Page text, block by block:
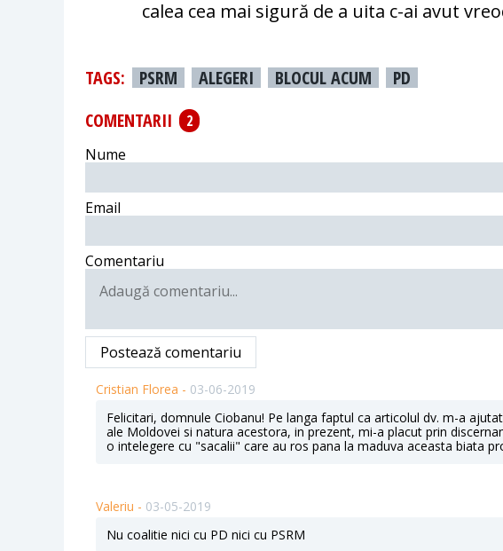
calea cea mai sigură de a uita c-ai avut
TAGS: PSRM ALEGERI BLOCUL ACUM
PD
COMENTARII
2
Nume
Email
Comentariu
Postează comentariu
Cristian Florea - 03-06-2019
Felicitari, domnule Ciobanu! Pe langa faptul ca articolul dv. m-a
ale Moldovei si natura acestora, in prezent, mi-a placut prin
o intelegere cu "sacalii" care au ros pana la maduva aceasta biata
Valeriu - 03-05-2019
Nu coalitie nici cu PD nici cu PSRM